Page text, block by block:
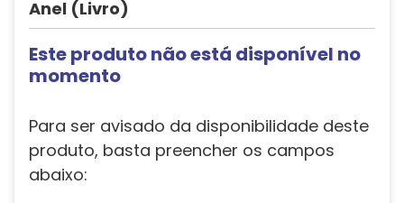
Anel (Livro)
Este produto não está disponível no
momento
Para ser avisado da disponibilidade deste
produto, basta preencher os campos
abaixo: